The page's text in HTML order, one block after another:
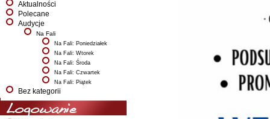
Aktualności
Polecane
Audycje
Na Fali
Na Fali: Poniedziałek
Na Fali: Wtorek
Na Fali: Środa
Na Fali: Czwartek
Na Fali: Piątek
Bez kategorii
Logowanie